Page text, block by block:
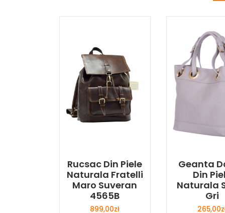
Rucsac Din Piele
Naturala Fratelli
Maro Suveran
4565B
899,00zł
Geanta
Din
Naturala
Gri
265,00